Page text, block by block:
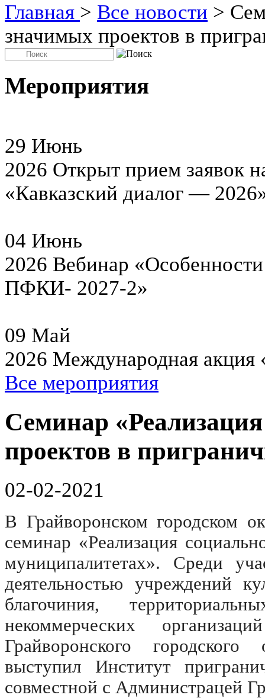
Главная > Все новости >
значимых проектов в
Мероприятия
29 Июнь
2026 Открыт прием заявок
«Кавказский диалог —
04 Июнь
2026 Вебинар
ПФКИ- 2027-2»
09 Май
2026 Международная
Все мероприятия
Семинар
проектов в
02-02-2021
В Грайворонcком городском
семинар «Реализация
муниципалитетах». Среди
деятельностью учреждений
благочиния,
некоммерческих
Грайворонского
выступил Институт
совместной с Администрацей